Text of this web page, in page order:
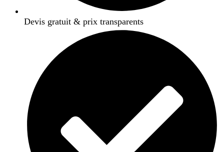
Devis gratuit & prix transparents